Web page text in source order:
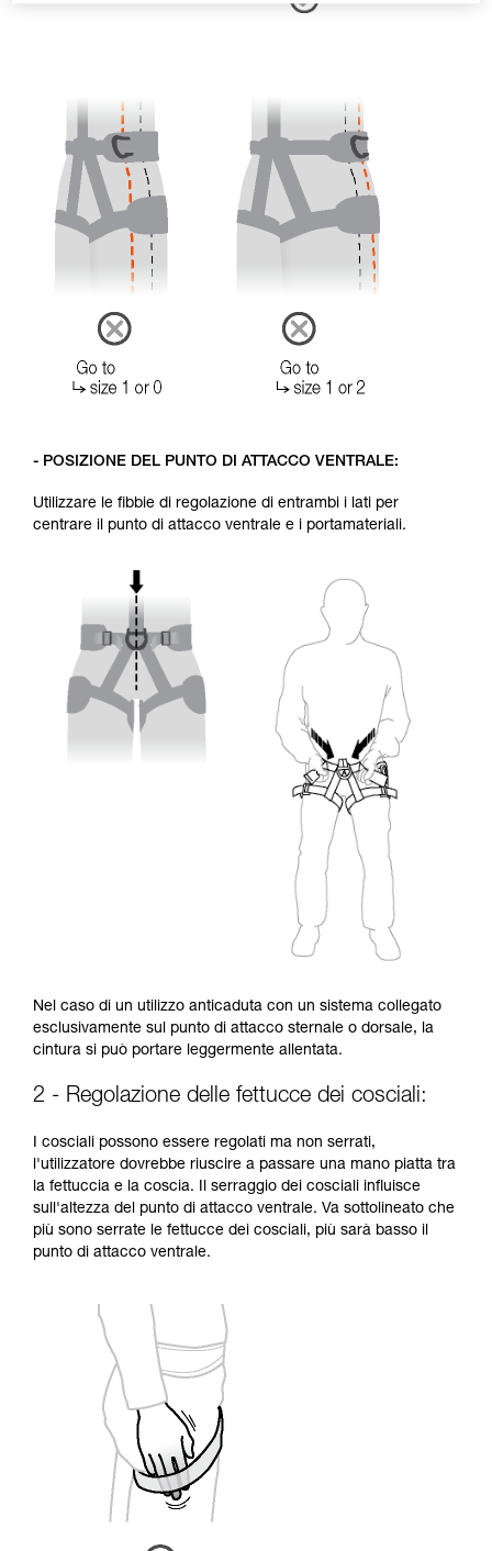
- POSIZIONE DEL PUNTO DI ATTACCO VENTRALE:
Utilizzare le fibbie di regolazione di entrambi i lati per
centrare il punto di attacco ventrale e i portamateriali.
Nel caso di un utilizzo anticaduta con un sistema collegato
esclusivamente sul punto di attacco sternale o dorsale, la
cintura si può portare leggermente allentata.
2 - Regolazione delle fettucce dei cosciali:
I cosciali possono essere regolati ma non serrati,
l'utilizzatore dovrebbe riuscire a passare una mano piatta tra
la fettuccia e la coscia. Il serraggio dei cosciali influisce
sull'altezza del punto di attacco ventrale. Va sottolineato che
più sono serrate le fettucce dei cosciali, più sarà basso il
punto di attacco ventrale.